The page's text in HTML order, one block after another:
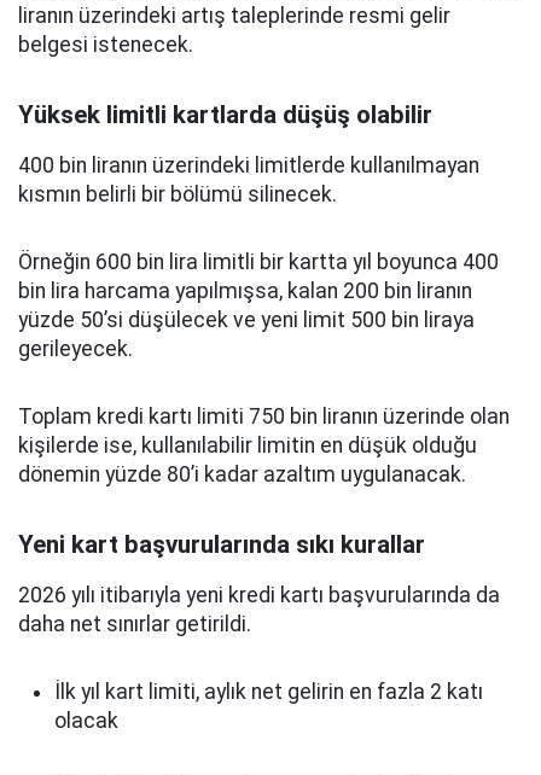
liranın üzerindeki artış taleplerinde resmi gelir
belgesi istenecek.
Yüksek limitli kartlarda düşüş olabilir
400 bin liranın üzerindeki limitlerde kullanılmayan
kısmın belirli bir bölümü silinecek.
Örneğin 600 bin lira limitli bir kartta yıl boyunca 400
bin lira harcama yapılmışsa, kalan 200 bin liranın
yüzde 50’si düşülecek ve yeni limit 500 bin liraya
gerileyecek.
Toplam kredi kartı limiti 750 bin liranın üzerinde olan
kişilerde ise, kullanılabilir limitin en düşük olduğu
dönemin yüzde 80’i kadar azaltım uygulanacak.
Yeni kart başvurularında sıkı kurallar
2026 yılı itibarıyla yeni kredi kartı başvurularında da
daha net sınırlar getirildi.
İlk yıl kart limiti, aylık net gelirin en fazla 2 katı
olacak